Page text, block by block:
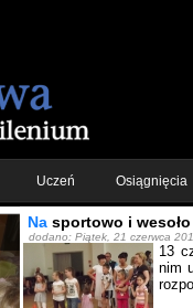
Uczeń Osiągnięcia
Na sportowo i wesoło
dodano: Piątek, 21 czerwca
13
nim